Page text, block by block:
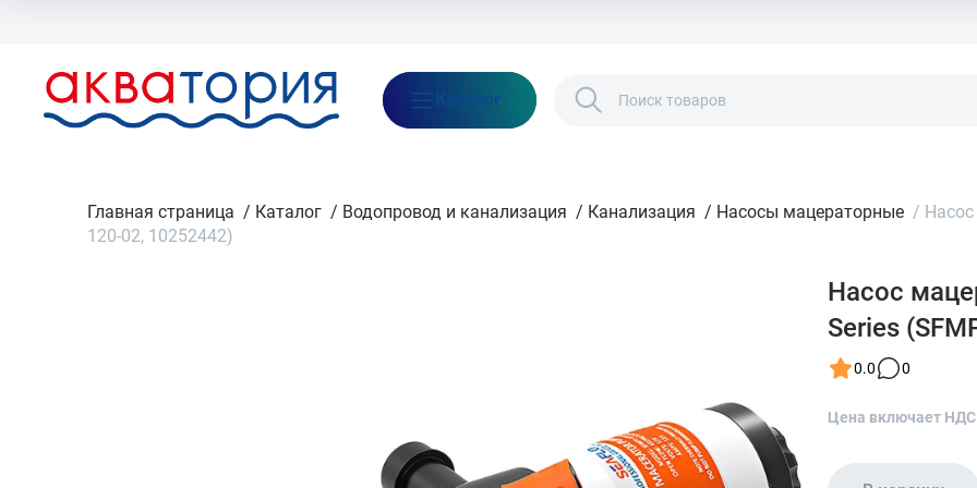
Каталог
Главная страница / Каталог / Водопровод и канализация / Канализация / Насосы мацераторные /
120-02, 10252442)
Насос
Series
0.0 0
Цена включает НДС